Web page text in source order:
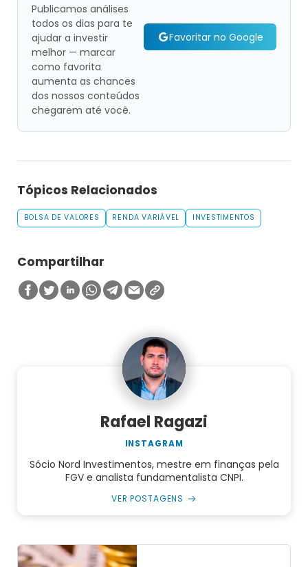
Publicamos análises
todos os dias para te
ajudar a investir
melhor — marcar
como favorita
aumenta as chances
dos nossos conteúdos
chegarem até você.
Favoritar no Google
Tópicos Relacionados
BOLSA DE VALORES RENDA VARIÁVEL INVESTIMENTOS
Compartilhar
Rafael Ragazi
INSTAGRAM
Sócio Nord Investimentos, mestre em finanças pela
FGV e analista fundamentalista CNPI.
VER POSTAGENS